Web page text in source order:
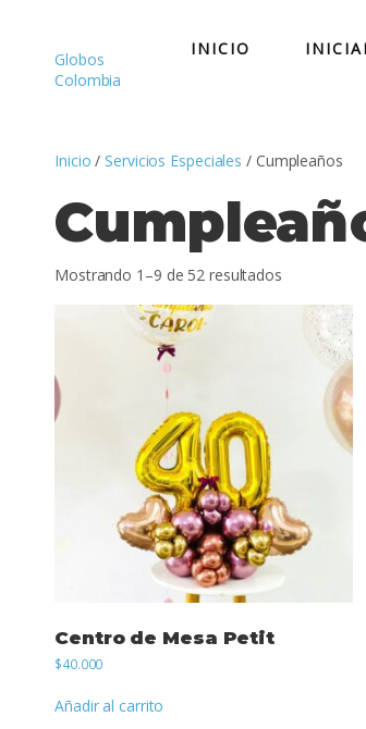
contenidoGlobos
Colombia
INICIO
Inicio /Servicios Especiales / Cumpleaños
Mostrando 1–9 de 52 resultados
Centro de Mesa Petit
$40.000
Añadir al carrito